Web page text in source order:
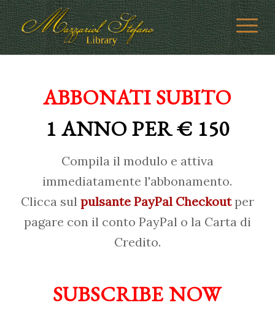
ABBONATI SUBITO
1 ANNO PER € 150
Compila il modulo e attiva
immediatamente l'abbonamento.
Clicca sul pulsante PayPal Checkoutper
pagare con il conto PayPal o la Carta di
Credito.
SUBSCRIBE NOW